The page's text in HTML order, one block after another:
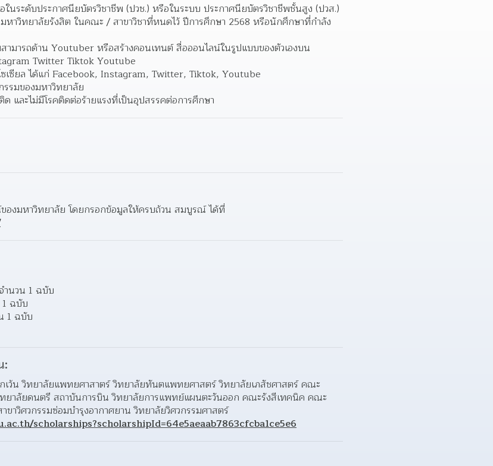
ในระดับประกาศนียบัตรวิชาชีพ (ปวช.) หรือในระบบ ประกาศนียบัตรวิชาชีพชั้นสูง (ปวส.)
หาวิทยาลัยรังสิต ในคณะ / สาขาวิชาที่หนดไว้ ปีการศึกษา 2568 หรือนักศึกษาที่กำลัง
ามารถด้าน Youtuber หรือสร้างคอนเทนต์ สื่อออนไลน์ในรูปแบบของตัวเองบน
Twitter Tiktok Youtube
เซียล ได้แก่ Facebook, Instagram, Twitter, Tiktok, Youtube
รมของมหาวิทยาลัย
และไม่มีโรคติดต่อร้ายแรงที่เป็นอุปสรรคต่อการศึกษา
ำนวน 1 ฉบับ
1 ฉบับ
1 ฉบับ
:
ว้น วิทยาลัยแพทยศาสาตร์ วิทยาลัยทันตแพทยศาสตร์ วิทยาลัยเภสัชศาสตร์ คณะ
าลัยดนตรี สถาบันการบิน วิทยาลัยการแพทย์แผนตะวันออก คณะรังสีเทคนิค คณะ
าวิศวกรรมซ่อมบำรุงอากาศยาน วิทยาลัยวิศวกรรมศาสตร์
scholarships?scholarshipId=64e5aeaab7863cfcba1ce5e6